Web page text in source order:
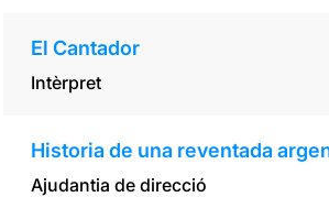
El Cantador
Intèrpret
Historia de una reventada
Ajudantia de direcció